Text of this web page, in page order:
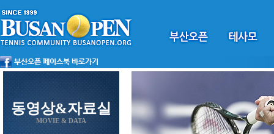
동영상&자료실
MOVIE & DATA